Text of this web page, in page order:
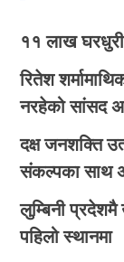
११ लाख
रितेश
नरहेको सांसद
दक्ष जनशक्ति
संकल्पका साथ
लुम्बिनी
पहिलो स्थानमा